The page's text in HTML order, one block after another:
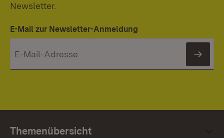
Newsletter.
E-Mail zur Newsletter-Anmeldung
Themenübersicht